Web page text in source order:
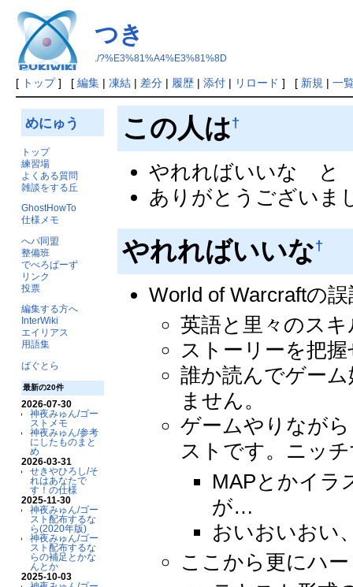
つき
./?%E3%81%A4%E3%81%8D
[ トップ] [ 編集| 凍結| 差分| 履歴| 添付| リロード ] [ 新規 | 一
めにゅう
トップ
練習場
よくある質問
雑談をする丘
GhostHowTo
仕様メモ
へパ同盟
整備班
でべろぱーず
リンク
投票
編集する方へ
InterWiki
エイリアス
用語集
ばぐとら
最新の20件
2026-07-30
神夜みゅん/ゴー
ストメモ
神夜みゅん/参考
にしたものまと
め
2026-03-31
せきやひろし/そ
れはあなたで
す！の仕様
2025-11-30
神夜みゅん/ゴー
スト配布するな
ら(2020年版)
神夜みゅん/ゴー
スト配布するな
らの補足とかな
んとか
2025-10-03
この人は†
やれればいいな と
ありがとうございま
やれればいいな†
World of Warcraftの
英語と里々のス
ストーリーを把
誰か読んでゲー
ません。
ゲームやりなが
ストです。ニッ
MAPとかイラ
が…
おいおいおい
ここから更にハ